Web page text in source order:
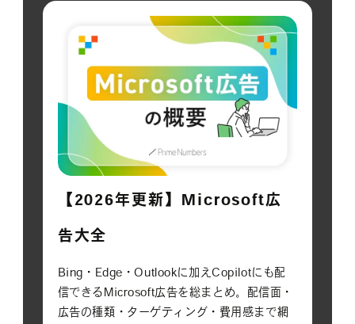
【2026年更新】Microsoft広
告大全
Bing・Edge・Outlookに加えCopilotにも配
信できるMicrosoft広告を総まとめ。配信面・
広告の種類・ターゲティング・費用感まで網